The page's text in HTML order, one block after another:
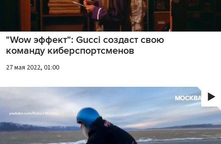
"Wow эффект": Gucci создаст свою
команду киберспортсменов
27 мая 2022, 01:00